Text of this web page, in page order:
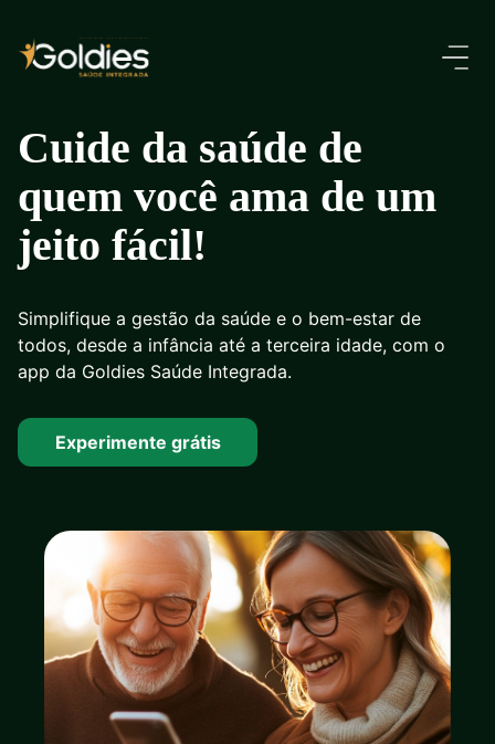
Cuide da saúde de
quem você ama de um
jeito fácil!
Simplifique a gestão da saúde e o bem-estar de
todos, desde a infância até a terceira idade, com o
app da Goldies Saúde Integrada.
Experimente grátis